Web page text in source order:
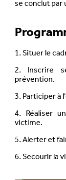
se conclut par
1. Situer le
2. Inscrire
prévention.
3. Participer à
4. Réaliser
victime.
5. Alerter et
6. Secourir la